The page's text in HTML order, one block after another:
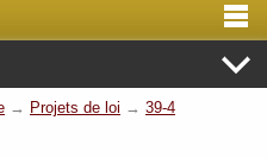
→ Projets de loi → 39-4